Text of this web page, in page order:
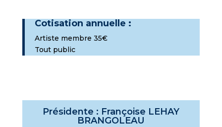
Cotisation annuelle :
Artiste membre 35€
Tout public
Présidente : Françoise LEHAY
BRANGOLEAU